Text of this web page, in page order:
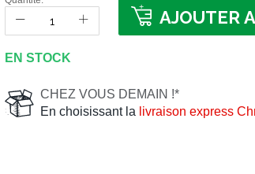
AJOUTER
EN STOCK
CHEZ VOUS DEMAIN !*
En choisissant la livraison express